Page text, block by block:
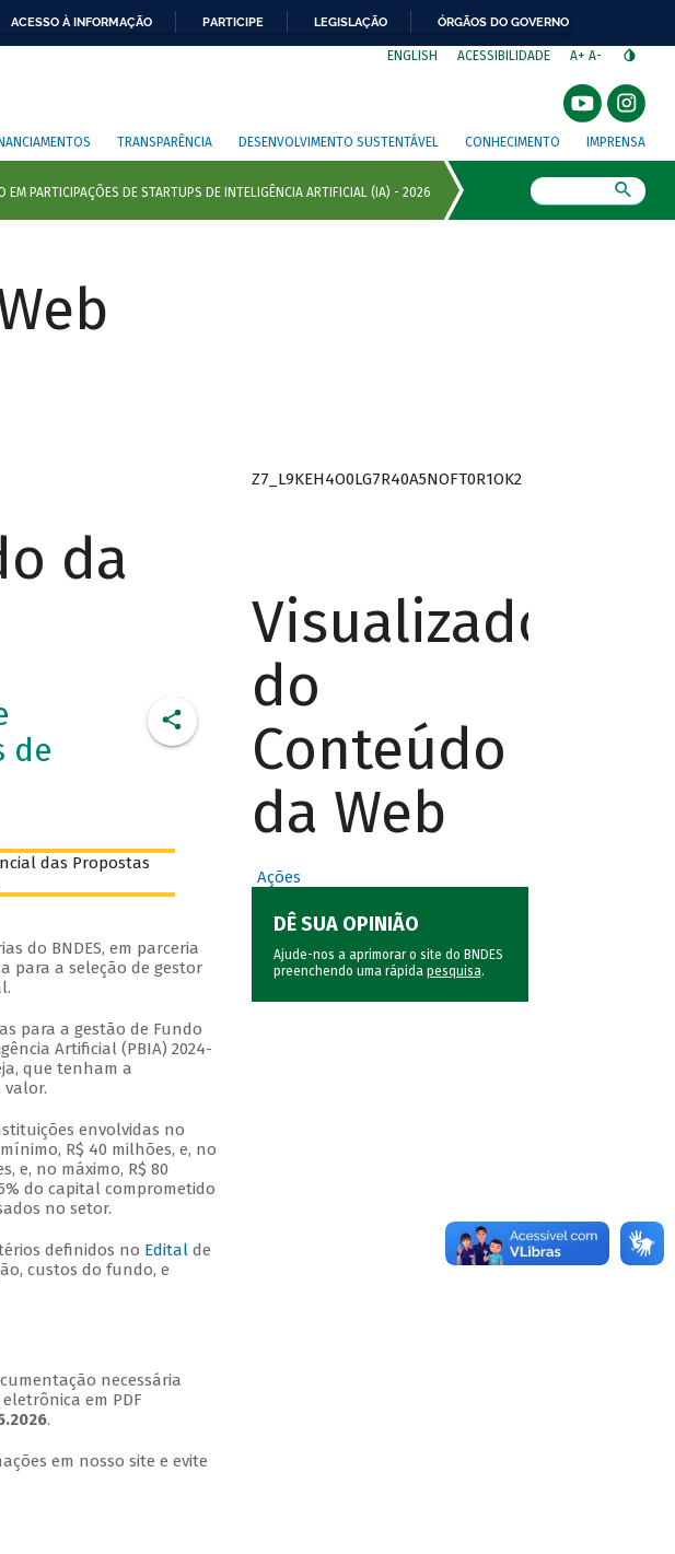
ACESSO À INFORMAÇÃO PARTICIPE LEGISLAÇÃO ÓRGÃOS DO GOVERNO
ENGLISH ACESSIBILIDADE A+ A-
TRANSPARÊNCIA DESENVOLVIMENTO SUSTENTÁVEL CONHECIMENTO IMPRENSA
da
de
das Propostas
do BNDES, em parceria
para a seleção de gestor
para a gestão de Fundo
Artificial (PBIA) 2024-
que tenham a
valor.
envolvidas no
R$ 40 milhões, e, no
e, no máximo, R$ 80
do capital comprometido
no setor.
definidos no Editalde
custos do fundo, e
necessária
em PDF
.
em nosso site e evite
Z7_L9KEH4O0LG7R40A5NOFT0R1OK2
Visualizador
do
Conteúdo
da Web
Ações
DÊ SUA OPINIÃO
Ajude-nos a aprimorar o site do BNDES
preenchendo uma rápida pesquisa.